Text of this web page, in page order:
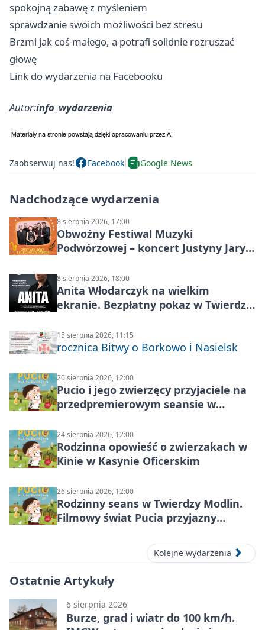
spokojną zabawę z myśleniem
sprawdzanie swoich możliwości bez stresu
Brzmi jak coś małego, a potrafi solidnie rozruszać
głowę
Link do wydarzenia na Facebooku
Autor:info_wydarzenia
Zaobserwuj nas! Facebook Google News
Nadchodzące wydarzenia
8 sierpnia 2026, 17:00
Obwoźny Festiwal Muzyki
Podwórzowej – koncert Justyny Jary i
8 sierpnia 2026, 18:00
Anita Włodarczyk na wielkim
ekranie. Bezpłatny pokaz w Twierdzy
15 sierpnia 2026, 11:15
rocznica Bitwy o Borkowo i Nasielsk
20 sierpnia 2026, 12:00
Pucio i jego zwierzęcy przyjaciele na
przedpremierowym seansie w
24 sierpnia 2026, 12:00
Rodzinna opowieść o zwierzakach w
Kinie w Kasynie Oficerskim
26 sierpnia 2026, 12:00
Rodzinny seans w Twierdzy Modlin.
Filmowy świat Pucia przyjazny
Kolejne wydarzenia
Ostatnie Artykuły
6 sierpnia 2026
Burze, grad i wiatr do 100 km/h.